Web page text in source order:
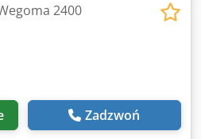
2400
Zadzwoń